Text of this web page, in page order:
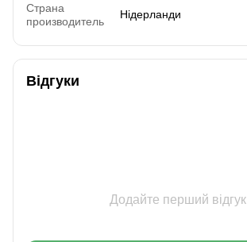
Страна
производитель
Нідерланди
Відгуки
Додайте перший відгук